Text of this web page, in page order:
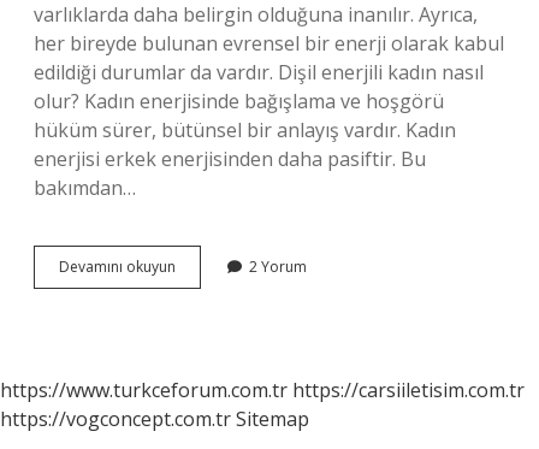
varlıklarda daha belirgin olduğuna inanılır. Ayrıca,
her bireyde bulunan evrensel bir enerji olarak kabul
edildiği durumlar da vardır. Dişil enerjili kadın nasıl
olur? Kadın enerjisinde bağışlama ve hoşgörü
hüküm sürer, bütünsel bir anlayış vardır. Kadın
enerjisi erkek enerjisinden daha pasiftir. Bu
bakımdan…
Devamını okuyun
Enerji
2 Yorum
https://www.turkceforum.com.tr https://carsiiletisim.com.tr
https://vogconcept.com.trSitemap